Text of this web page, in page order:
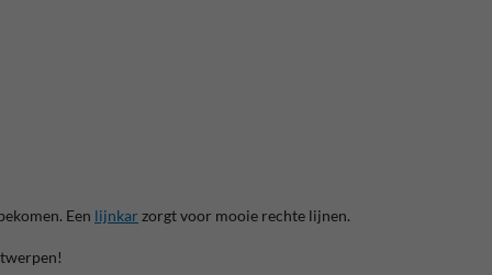
Een lijnkar zorgt voor mooie rechte lijnen.